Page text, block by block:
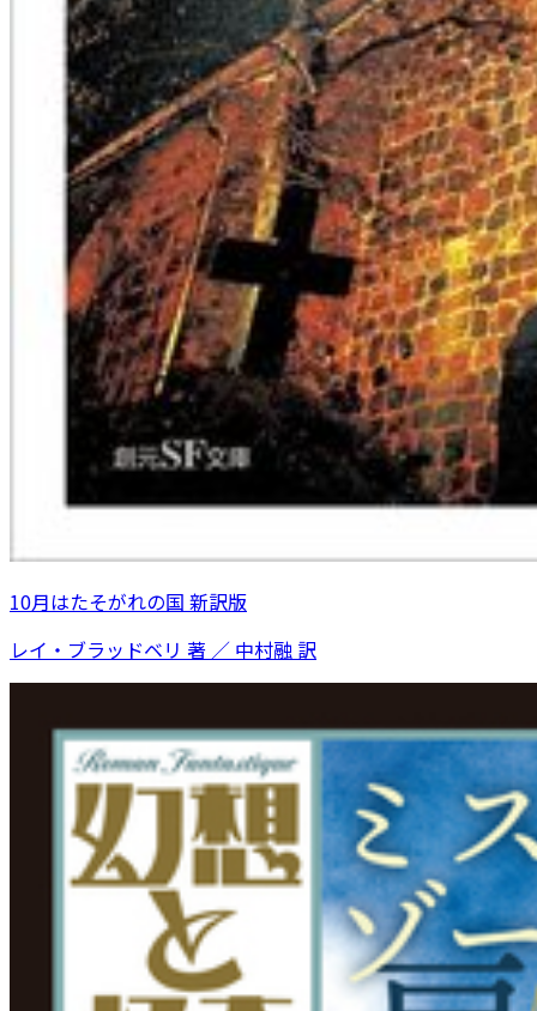
10月はたそがれの国 新訳版
レイ・ブラッドベリ 著 ／ 中村融 訳